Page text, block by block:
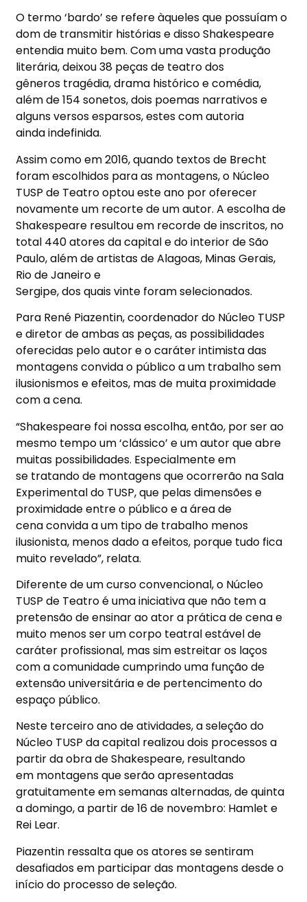
O termo ‘bardo’ se refere àqueles que possuíam o
dom de transmitir histórias e disso Shakespeare
entendia muito bem. Com uma vasta produção
literária, deixou 38 peças de teatro dos
gêneros tragédia, drama histórico e comédia,
além de 154 sonetos, dois poemas narrativos e
alguns versos esparsos, estes com autoria
ainda indefinida.
Assim como em 2016, quando textos de Brecht
foram escolhidos para as montagens, o Núcleo
TUSP de Teatro optou este ano por oferecer
novamente um recorte de um autor. A escolha de
Shakespeare resultou em recorde de inscritos, no
total 440 atores da capital e do interior de São
Paulo, além de artistas de Alagoas, Minas Gerais,
Rio de Janeiro e
Sergipe, dos quais vinte foram selecionados.
Para René Piazentin, coordenador do Núcleo TUSP
e diretor de ambas as peças, as possibilidades
oferecidas pelo autor e o caráter intimista das
montagens convida o público a um trabalho sem
ilusionismos e efeitos, mas de muita proximidade
com a cena.
“Shakespeare foi nossa escolha, então, por ser ao
mesmo tempo um ‘clássico’ e um autor que abre
muitas possibilidades. Especialmente em
se tratando de montagens que ocorrerão na Sala
Experimental do TUSP, que pelas dimensões e
proximidade entre o público e a área de
cena convida a um tipo de trabalho menos
ilusionista, menos dado a efeitos, porque tudo fica
muito revelado”, relata.
Diferente de um curso convencional, o Núcleo
TUSP de Teatro é uma iniciativa que não tem a
pretensão de ensinar ao ator a prática de cena e
muito menos ser um corpo teatral estável de
caráter profissional, mas sim estreitar os laços
com a comunidade cumprindo uma função de
extensão universitária e de pertencimento do
espaço público.
Neste terceiro ano de atividades, a seleção do
Núcleo TUSP da capital realizou dois processos a
partir da obra de Shakespeare, resultando
em montagens que serão apresentadas
gratuitamente em semanas alternadas, de quinta
a domingo, a partir de 16 de novembro: Hamlet e
Rei Lear.
Piazentin ressalta que os atores se sentiram
desafiados em participar das montagens desde o
início do processo de seleção.